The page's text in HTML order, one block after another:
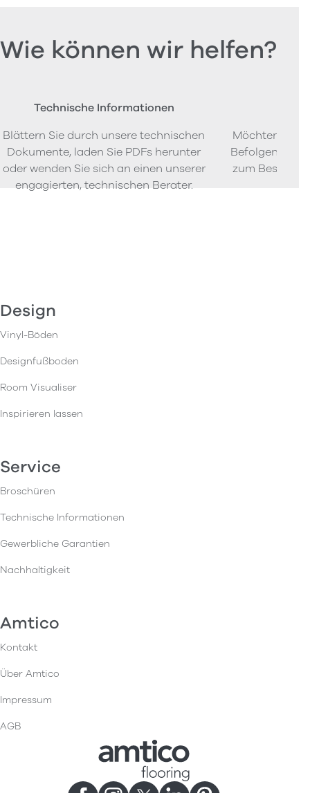
Wie können wir helfen?
Technische Informationen
Blättern Sie durch unsere technischen
Dokumente, laden Sie PDFs herunter
oder wenden Sie sich an einen unserer
engagierten, technischen Berater.
Möchten Sie
Befolgen Sie
zum
Design
Vinyl-Böden
Designfußboden
Room Visualiser
Inspirieren lassen
Service
Broschüren
Technische Informationen
Gewerbliche Garantien
Nachhaltigkeit
Amtico
Kontakt
Über Amtico
Impressum
AGB